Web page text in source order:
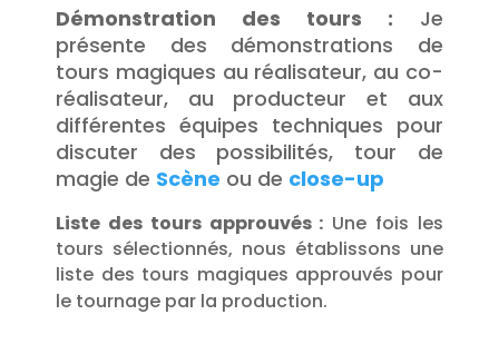
Démonstration des tours : Je
présente des démonstrations de
tours magiques au réalisateur, au co-
réalisateur, au producteur et aux
différentes équipes techniques pour
discuter des possibilités, tour de
magie de Scène ou de close-up
Liste des tours approuvés : Une fois les
tours sélectionnés, nous établissons une
liste des tours magiques approuvés pour
le tournage par la production.